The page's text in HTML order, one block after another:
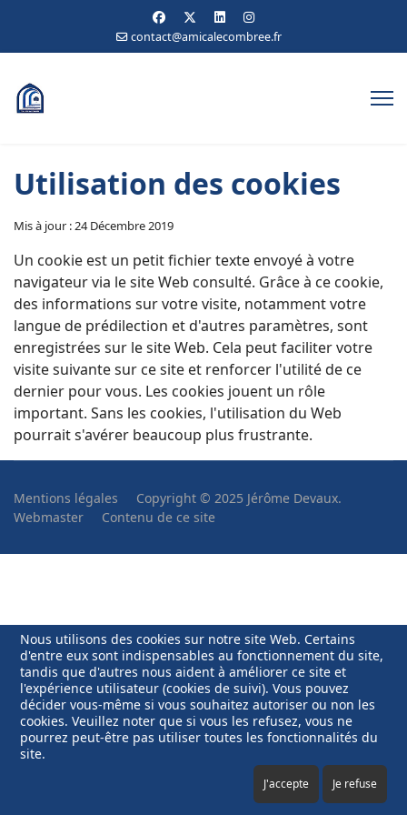
contact@amicalecombree.fr
Utilisation des cookies
Mis à jour : 24 Décembre 2019
Un cookie est un petit fichier texte envoyé à votre
navigateur via le site Web consulté. Grâce à ce cookie,
des informations sur votre visite, notamment votre
langue de prédilection et d'autres paramètres, sont
enregistrées sur le site Web. Cela peut faciliter votre
visite suivante sur ce site et renforcer l'utilité de ce
dernier pour vous. Les cookies jouent un rôle
important. Sans les cookies, l'utilisation du Web
pourrait s'avérer beaucoup plus frustrante.
Mentions légales
Copyright © 2025 Jérôme Devaux.
Webmaster
Contenu de ce site
Nous utilisons des cookies sur notre site Web. Certains
d'entre eux sont indispensables au fonctionnement du site,
tandis que d'autres nous aident à améliorer ce site et
l'expérience utilisateur (cookies de suivi). Vous pouvez
décider vous-même si vous souhaitez autoriser ou non les
cookies. Veuillez noter que si vous les refusez, vous ne
pourrez peut-être pas utiliser toutes les fonctionnalités du
site.
J'accepte Je refuse